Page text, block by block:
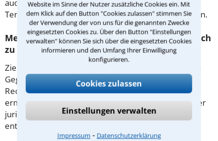
Website im Sinne der Nutzer zusätzliche Cookies ein. Mit
dem Klick auf den Button "Cookies zulassen" stimmen Sie
der Verwendung der von uns für die genannten Zwecke
eingesetzten Cookies zu. Über den Button "Einstellungen
verwalten" können Sie sich über die eingesetzten Cookies
informieren und den Umfang Ihrer Einwilligung
konfigurieren.
Cookies zulassen
Einstellungen verwalten
Impressum ⁃ Datenschutzerklärung
auch der jeweiligen Kanzlei in Neustadt bei der
Terminvereinbarung bzw. im ersten Gespräch stellen.
Mediation in Neustadt – Vertragen statt gleich
zu Klagen!
Ziel der Mediation ist es Konflikte im Dialog mit dem
Gegner zu lösen, statt die Gerichte zu bemühen. Ein
Rechtsanwalt als Streitschlichter in Neustadt
ermöglicht es Ihnen und ihrem Konfliktpartner, unter
juristischer Leitung einvernehmliche Lösungen zu
entwickeln.